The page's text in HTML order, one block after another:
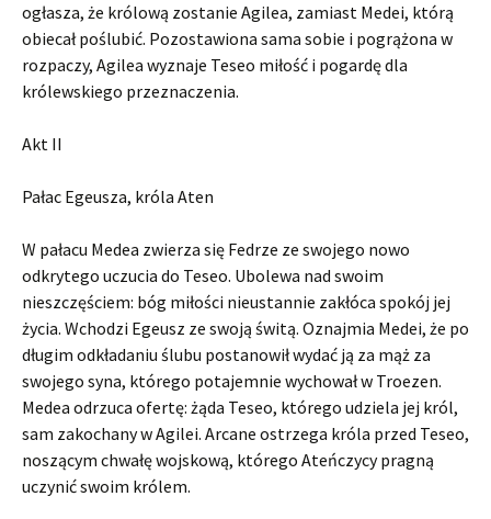
ogłasza, że ​​królową zostanie Agilea, zamiast Medei, którą
obiecał poślubić. Pozostawiona sama sobie i pogrążona w
rozpaczy, Agilea wyznaje Teseo miłość i pogardę dla
królewskiego przeznaczenia.
Akt II
Pałac Egeusza, króla Aten
W pałacu Medea zwierza się Fedrze ze swojego nowo
odkrytego uczucia do Teseo. Ubolewa nad swoim
nieszczęściem: bóg miłości nieustannie zakłóca spokój jej
życia. Wchodzi Egeusz ze swoją świtą. Oznajmia Medei, że po
długim odkładaniu ślubu postanowił wydać ją za mąż za
swojego syna, którego potajemnie wychował w Troezen.
Medea odrzuca ofertę: żąda Teseo, którego udziela jej król,
sam zakochany w Agilei. Arcane ostrzega króla przed Teseo,
noszącym chwałę wojskową, którego Ateńczycy pragną
uczynić swoim królem.